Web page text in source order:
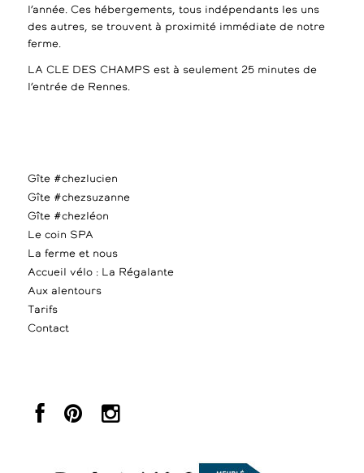
l’année. Ces hébergements, tous indépendants les uns
des autres, se trouvent à proximité immédiate de notre
ferme.
LA CLE DES CHAMPS est à seulement 25 minutes de
l’entrée de Rennes.
Gîte #chezlucien
Gîte #chezsuzanne
Gîte #chezléon
Le coin SPA
La ferme et nous
Accueil vélo : La Régalante
Aux alentours
Tarifs
Contact